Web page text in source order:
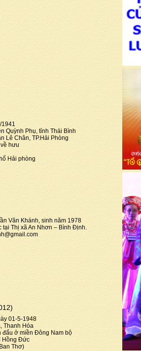
1941
Quỳnh Phụ, tỉnh Thái Bình
Lê Chân, TP.Hải Phòng
hưu
Hải phòng
Văn Khánh, sinh năm 1978
tại Thị xã An Nhơn – Bình Định.
01-5-1948
Thanh Hóa
đấu ở miền Đông Nam bộ
Hồng Đức
Thơ)